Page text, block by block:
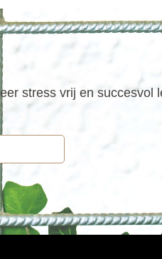
stress vrij en succesvol